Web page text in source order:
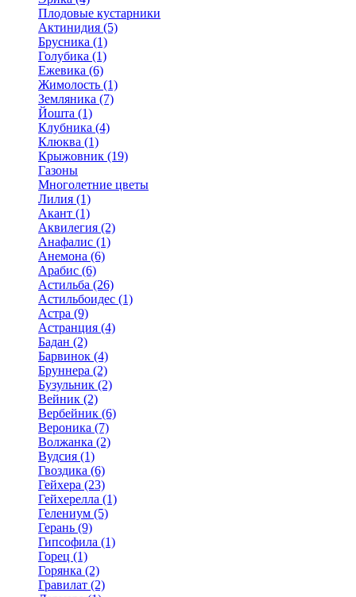
Плодовые кустарники
Актинидия (5)
Брусника (1)
Голубика (1)
Ежевика (6)
Жимолость (1)
Земляника (7)
Йошта (1)
Клубника (4)
Клюква (1)
Крыжовник (19)
Газоны
Многолетние цветы
Лилия (1)
Акант (1)
Аквилегия (2)
Анафалис (1)
Анемона (6)
Арабис (6)
Астильба (26)
Астильбоидес (1)
Астра (9)
Астранция (4)
Бадан (2)
Барвинок (4)
Бруннера (2)
Бузульник (2)
Вейник (2)
Вербейник (6)
Вероника (7)
Волжанка (2)
Вудсия (1)
Гвоздика (6)
Гейхера (23)
Гейхерелла (1)
Гелениум (5)
Герань (9)
Гипсофила (1)
Горец (1)
Горянка (2)
Гравилат (2)